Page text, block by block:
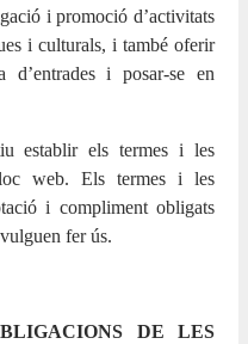
i promoció d’activitats
i culturals, i també oferir
i posar-se en
establir els termes i les
web. Els termes i les
i compliment obligats
fer ús.
DE LES